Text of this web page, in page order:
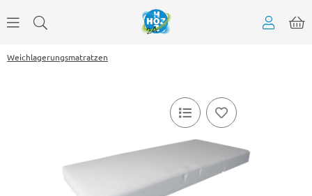
Weichlagerungsmatratzen